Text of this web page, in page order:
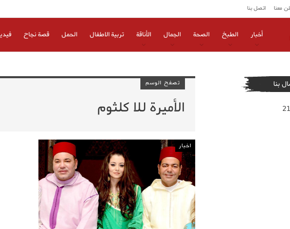
معنا اتصل بنا
أخبار الطبخ الصحة الجمال الأناقة تربية الاطفال الحمل قصة نجاح
تصفح الوسم
الأميرة للا كلثوم
اخبار
بنا